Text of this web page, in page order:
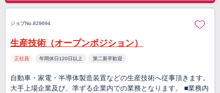
ジョブNo.829694
生産技術（オープンポジション）
正社員 年間休日120日以上 第二新卒歓迎
自動車・家電・半導体製造装置などの生産技術へ従事頂きます。
大手上場企業及び、準ずる企業内での業務となります。 ■業務内